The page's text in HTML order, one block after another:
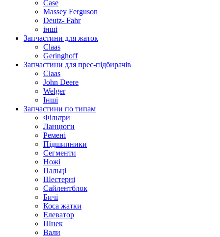
Case
Massey Ferguson
Deutz- Fahr
інші
Запчастини для жаток
Claas
Geringhoff
Запчастини для прес-підбирачів
Claas
John Deere
Welger
Інші
Запчастини по типам
Фільтри
Ланцюги
Ремені
Підшипники
Сегменти
Ножі
Пальці
Шестерні
Сайлентблок
Бичі
Коса жатки
Елеватор
Шнек
Вали